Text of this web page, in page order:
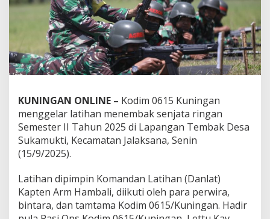
KUNINGAN ONLINE – Kodim 0615 Kuningan
menggelar latihan menembak senjata ringan
Semester II Tahun 2025 di Lapangan Tembak Desa
Sukamukti, Kecamatan Jalaksana, Senin
(15/9/2025).
Latihan dipimpin Komandan Latihan (Danlat)
Kapten Arm Hambali, diikuti oleh para perwira,
bintara, dan tamtama Kodim 0615/Kuningan. Hadir